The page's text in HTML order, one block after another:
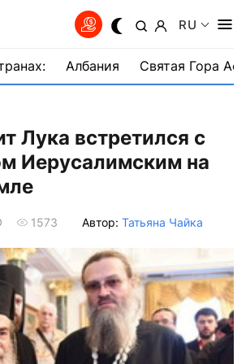
RU
Албания Святая Гора
Лука встретился с
Иерусалимским на
1573 Автор: Татьяна Чайка